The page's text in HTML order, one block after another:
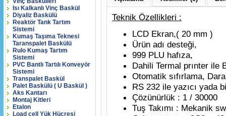
Isı Kalkanlı Vinç Baskül
Diyaliz Baskülü
Reaktör Tank Tartım
Sistemi
Kumaş Taşıma Teknesi
Taranspalet Baskülü
Rulo Kumaş Tartım
Sistemi
PVC Bantlı Tartılı Konveyör
Sistemi
Transpalet Baskül
Palet Baskülü ( U Baskül )
Aks Kantarı
Montaj Kitleri
Etalon
Load cell Yük Hücresi
Teknik Özellikleri :
LCD Ekran,( 20 mm )
Ürün adı desteği,
999 PLU hafıza,
Dahili Termal prınter ile
Otomatik sıfırlama,
RS 232 ile yazıcı yada
Çözünürlük : 1 / 30000
Tuş Takımı : Mekanik